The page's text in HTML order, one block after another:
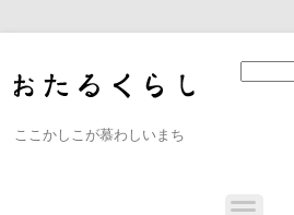
ここかしこが慕わしいまち